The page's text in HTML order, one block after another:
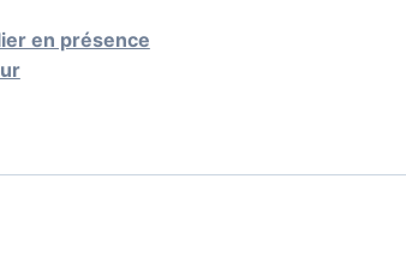
en présence